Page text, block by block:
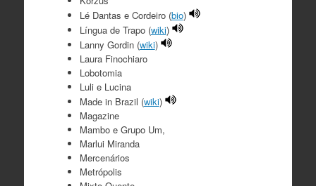
Lé Dantas e Cordeiro (bio)
Língua de Trapo (wiki)
Lanny Gordin (wiki)
Laura Finochiaro
Lobotomia
Luli e Lucina
Made in Brazil (wiki)
Magazine
Mambo e Grupo Um,
Marlui Miranda
Mercenários
Metrópolis